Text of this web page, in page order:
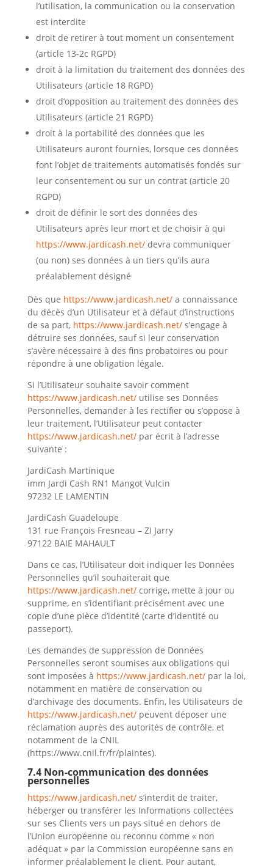
l’utilisation, la communication ou la conservation
est interdite
droit de retirer à tout moment un consentement
(article 13-2c RGPD)
droit à la limitation du traitement des données des
Utilisateurs (article 18 RGPD)
droit d’opposition au traitement des données des
Utilisateurs (article 21 RGPD)
droit à la portabilité des données que les
Utilisateurs auront fournies, lorsque ces données
font l’objet de traitements automatisés fondés sur
leur consentement ou sur un contrat (article 20
RGPD)
droit de définir le sort des données des
Utilisateurs après leur mort et de choisir à qui
https://www.jardicash.net/devra communiquer
(ou non) ses données à un tiers qu’ils aura
préalablement désigné
Dès que https://www.jardicash.net/a connaissance
du décès d’un Utilisateur et à défaut d’instructions
de sa part, https://www.jardicash.net/s’engage à
détruire ses données, sauf si leur conservation
s’avère nécessaire à des fins probatoires ou pour
répondre à une obligation légale.
Si l’Utilisateur souhaite savoir comment
https://www.jardicash.net/utilise ses Données
Personnelles, demander à les rectifier ou s’oppose à
leur traitement, l’Utilisateur peut contacter
https://www.jardicash.net/par écrit à l’adresse
suivante :
JardiCash Martinique
imm Jardi Cash RN1 Mangot Vulcin
97232LE LAMENTIN
JardiCash Guadeloupe
131 rue François Fresneau – ZI Jarry
97122 BAIE MAHAULT
Dans ce cas, l’Utilisateur doit indiquer les Données
Personnelles qu’il souhaiterait que
https://www.jardicash.net/corrige, mette à jour ou
supprime, en s’identifiant précisément avec une
copie d’une pièce d’identité (carte d’identité ou
passeport).
Les demandes de suppression de Données
Personnelles seront soumises aux obligations qui
sont imposées à https://www.jardicash.net/par la loi,
notamment en matière de conservation ou
d’archivage des documents. Enfin, les Utilisateurs de
https://www.jardicash.net/peuvent déposer une
réclamation auprès des autorités de contrôle, et
notamment de la CNIL
(https://www.cnil.fr/fr/plaintes).
7.4 Non-communication des données
personnelles
https://www.jardicash.net/s’interdit de traiter,
héberger ou transférer les Informations collectées
sur ses Clients vers un pays situé en dehors de
l’Union européenne ou reconnu comme « non
adéquat » par la Commission européenne sans en
informer préalablement le client. Pour autant,